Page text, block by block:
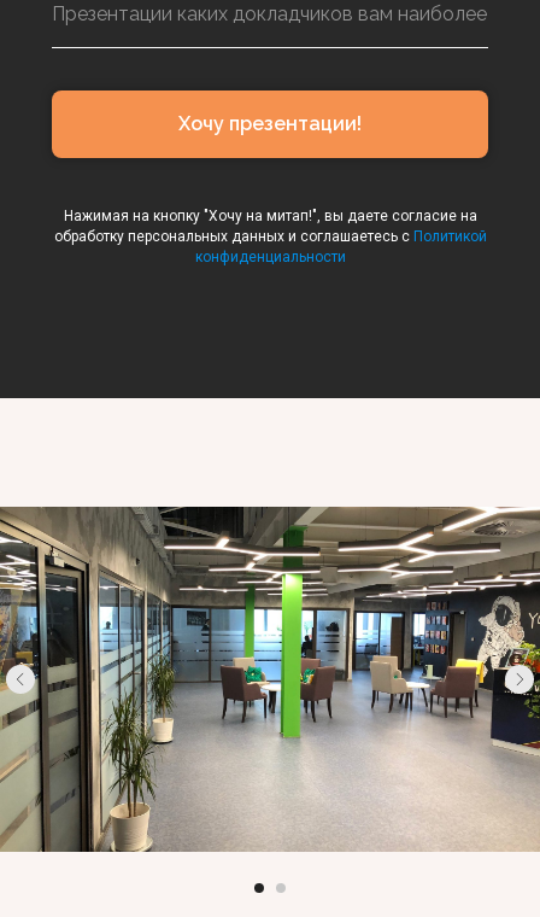
Хочу презентации!
Нажимая на кнопку "Хочу на митап!", вы даете согласие на
обработку персональных данных и соглашаетесь c Политикой
конфиденциальности